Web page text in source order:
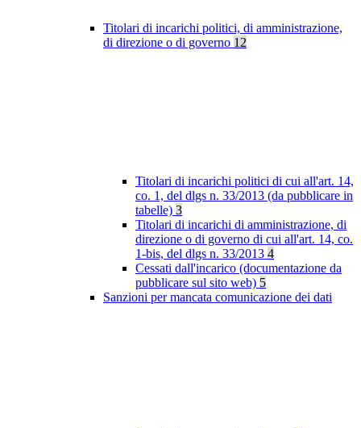
Titolari di incarichi politici, di amministrazione,
di direzione o di governo 12
Titolari di incarichi politici di cui all'art. 14,
co. 1, del dlgs n. 33/2013 (da pubblicare in
tabelle) 3
Titolari di incarichi di amministrazione, di
direzione o di governo di cui all'art. 14, co.
1-bis, del dlgs n. 33/2013 4
Cessati dall'incarico (documentazione da
pubblicare sul sito web) 5
Sanzioni per mancata comunicazione dei dati